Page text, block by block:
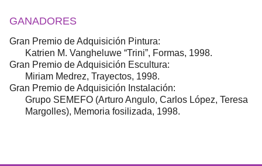
GANADORES
Gran Premio de Adquisición ​Pintura:
Katrien M. Vangheluwe “Trini”, Formas, 1998.
Gran Premio de Adquisición ​Escultura:
Miriam Medrez, Trayectos, 1998.​
Gran Premio de Adquisición Instalación:
Grupo SEMEFO (Arturo Angulo, Carlos López, Teresa
Margolles),​ Memoria fosilizada, 1998.